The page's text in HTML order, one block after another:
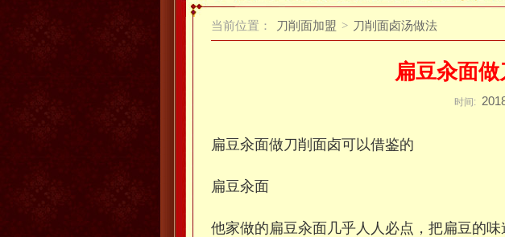
当前位置： 刀削面加盟 > 刀削面卤汤做法
扁豆汆面
时间:
扁豆汆面做刀削面卤可以借鉴的
扁豆汆面
他家做的扁豆汆面几乎人人必点，把扁豆的